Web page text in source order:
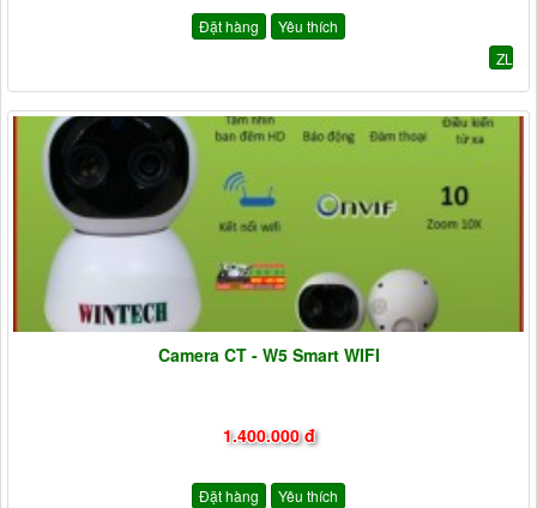
Đặt hàng
Yêu thích
ZL
Camera CT - W5 Smart WIFI
1.400.000 đ
Đặt hàng
Yêu thích